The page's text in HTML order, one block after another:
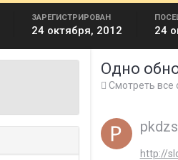
ЗАРЕГИСТРИРОВАН
24 октября, 2012 24
Одно
Смотреть все
http://